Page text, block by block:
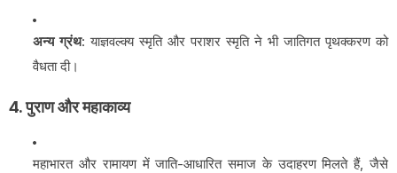
अन्य ग्रंथ: याज्ञवल्क्य स्मृति और पराशर स्मृति ने भी जातिगत पृथक्करण को
वैधता दी।
4. पुराण और महाकाव्य
महाभारत और रामायण में जाति-आधारित समाज के उदाहरण मिलते हैं, जैसे